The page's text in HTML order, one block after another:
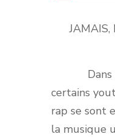
Dans ce
certains
rap se sont
la musique